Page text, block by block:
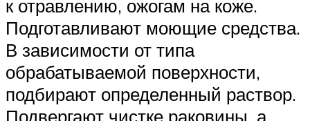
к отравлению, ожогам на коже.
Подготавливают моющие средства.
В зависимости от типа
обрабатываемой поверхности,
подбирают определенный раствор.
Подвергают чистке раковины, а